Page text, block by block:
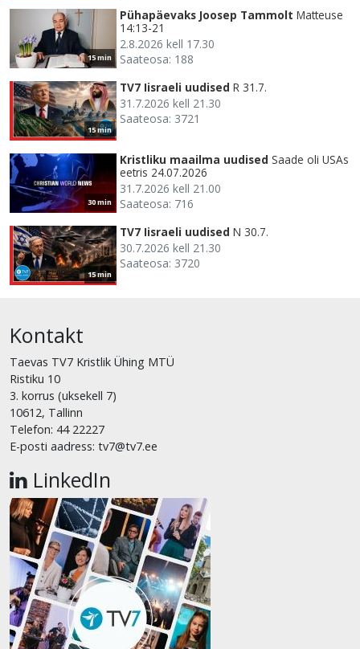
15 min
Pühapäevaks Joosep Tammolt Matteuse
14:13-21
2.8.2026 kell 17.30
Saateosa: 188
15 min
TV7 Iisraeli uudised R 31.7.
31.7.2026 kell 21.30
Saateosa: 3721
30 min
Kristliku maailma uudised Saade oli USAs
eetris 24.07.2026
31.7.2026 kell 21.00
Saateosa: 716
15 min
TV7 Iisraeli uudised N 30.7.
30.7.2026 kell 21.30
Saateosa: 3720
Kontakt
Taevas TV7 Kristlik Ühing MTÜ
Ristiku 10
3. korrus (uksekell 7)
10612, Tallinn
Telefon: 44 22227
E-posti aadress: tv7@tv7.ee
LinkedIn